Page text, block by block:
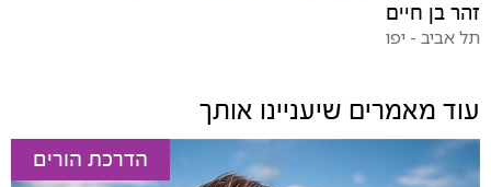
זהר בן חיים
תל אביב - יפו
עוד מאמרים שיעניינו אותך
הדרכת הורים